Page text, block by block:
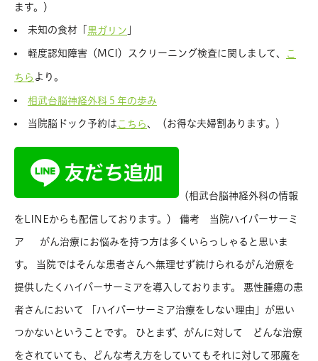
ます。）
未知の食材「 黒ガリン 」
軽度認知障害（MCI）スクリーニング検査に関しまして、 こ
ちら より。
相武台脳神経外科５年の歩み
当院脳ドック予約は こちら、（お得な夫婦割あります。）
（相武台脳神経外科の情報
をLINEからも配信しております。） 備考 当院ハイパーサーミ
ア がん治療にお悩みを持つ方は多くいらっしゃると思いま
す。 当院ではそんな患者さんへ無理せず続けられるがん治療を
提供したくハイパーサーミアを導入しております。 悪性腫瘍の患
者さんにおいて 「ハイパーサーミア治療をしない理由」が思い
つかないということです。 ひとまず、がんに対して どんな治療
をされていても、どんな考え方をしていてもそれに対して邪魔を